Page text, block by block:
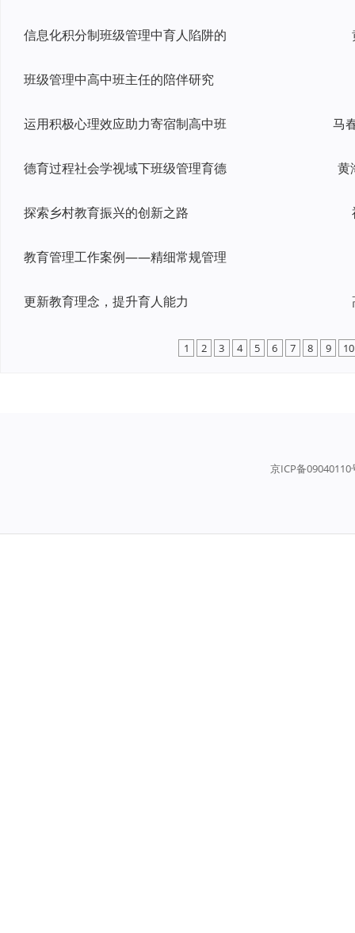
信息化积分制班级管理中育人陷阱的
班级管理中高中班主任的陪伴研究
运用积极心理效应助力寄宿制高中班
德育过程社会学视域下班级管理育德 黄
探索乡村教育振兴的创新之路
教育管理工作案例——精细常规管理
更新教育理念，提升育人能力
1 2 3 4 5 6 7 8 9 10
京ICP备